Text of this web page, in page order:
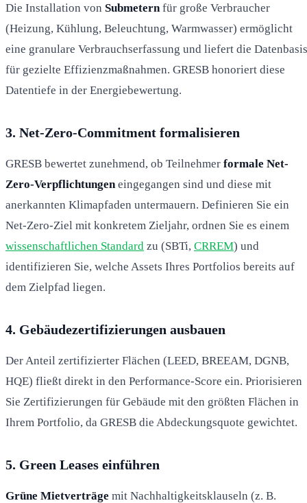
Die Installation von Submeternfür große Verbraucher
(Heizung, Kühlung, Beleuchtung, Warmwasser) ermöglicht
eine granulare Verbrauchserfassung und liefert die Datenbasis
für gezielte Effizienzmaßnahmen. GRESB honoriert diese
Datentiefe in der Energiebewertung.
3. Net-Zero-Commitment formalisieren
GRESB bewertet zunehmend, ob Teilnehmer formale Net-
Zero-Verpflichtungeneingegangen sind und diese mit
anerkannten Klimapfaden untermauern. Definieren Sie ein
Net-Zero-Ziel mit konkretem Zieljahr, ordnen Sie es einem
wissenschaftlichen Standard zu (SBTi, CRREM) und
identifizieren Sie, welche Assets Ihres Portfolios bereits auf
dem Zielpfad liegen.
4. Gebäudezertifizierungen ausbauen
Der Anteil zertifizierter Flächen (LEED, BREEAM, DGNB,
HQE) fließt direkt in den Performance-Score ein. Priorisieren
Sie Zertifizierungen für Gebäude mit den größten Flächen in
Ihrem Portfolio, da GRESB die Abdeckungsquote gewichtet.
5. Green Leases einführen
Grüne Mietverträge mit Nachhaltigkeitsklauseln (z. B.